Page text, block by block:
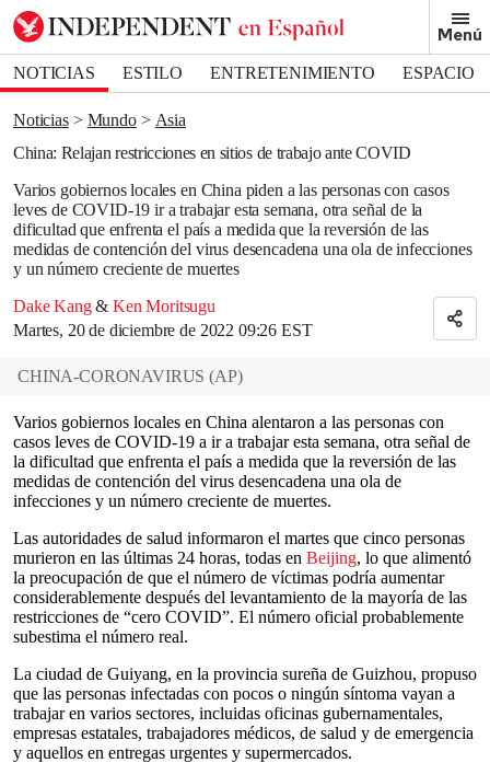
Menú
NOTICIAS ESTILO ENTRETENIMIENTO
ESPACIO
DEPORTES
Noticias Mundo
Asia
China: Relajan restricciones en sitios de trabajo ante COVID
Varios gobiernos locales en China piden a las personas con casos
leves de COVID-19 ir a trabajar esta semana, otra señal de la
dificultad que enfrenta el país a medida que la reversión de las
medidas de contención del virus desencadena una ola de infecciones
y un número creciente de muertes
Dake Kang & Ken Moritsugu
Martes, 20 de diciembre de 2022 09:26 EST
Bookmark popover
Removed from bookmarks
Close popover
CHINA-CORONAVIRUS (AP)
Varios gobiernos locales en China alentaron a las personas con
casos leves de COVID-19 a ir a trabajar esta semana, otra señal de
la dificultad que enfrenta el país a medida que la reversión de las
medidas de contención del virus desencadena una ola de
infecciones y un número creciente de muertes.
Las autoridades de salud informaron el martes que cinco personas
murieron en las últimas 24 horas, todas en Beijing, lo que alimentó
la preocupación de que el número de víctimas podría aumentar
considerablemente después del levantamiento de la mayoría de las
restricciones de “cero COVID”. El número oficial probablemente
subestima el número real.
La ciudad de Guiyang, en la provincia sureña de Guizhou, propuso
que las personas infectadas con pocos o ningún síntoma vayan a
trabajar en varios sectores, incluidas oficinas gubernamentales,
empresas estatales, trabajadores médicos, de salud y de emergencia
y aquellos en entregas urgentes y supermercados.